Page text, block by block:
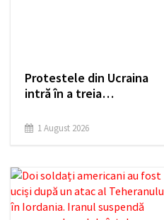
Protestele din Ucraina
intră în a treia
oameni îi cer lui Zelenski
1 August 2026